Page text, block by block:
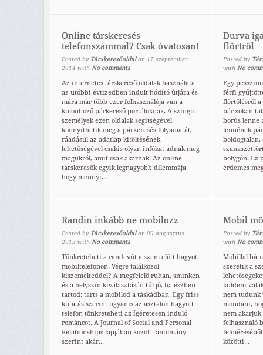
Online társkeresés
telefonszámmal? Csak óvatosan!
Posted by Társkeresőoldal on 17 szeptember
2014 with No comments
Az internetes társkereső oldalak használata
az utóbbi évtizedben indult hódító útjára és
mára már több ezer felhasználója van a
különböző párkereső portáloknak. A szingli
személyek ezen oldalak segítségével
könnyíthetik meg a párkeresés folyamatát,
ráadásul az adatlap kitöltésének
lehetőségével csakis olyan infókat adnak meg
magukról, amit csak akarnak. Az online
társkeresők egyik legnagyobb dilemmája,
hogy mennyi...
Durva
flörtről
Posted by
with No
Egy
férfi
flörtölésről a
bár sokan
borús lenne
lennének
boldogtalan,
bolygón. Ez
érdemes
Randin inkább ne mobilozz
Posted by Társkeresőoldal on 09 augusztus
2013 with No comments
Tönkreteheti a randevút a szem előtt hagyott
mobiltelefonon. Végre találkozol
kiszemelteddel? A megfelelő ruhán, sminken
és a helyszín kiválasztásán túl jó, ha észben
tartod: tarts a mobilod a táskádban. Egy friss
kutatás szerint ugyanis az asztalon hagyott
telefon tönkreteheti az ígéretesen induló
románcot. A Journal of Social and Personal
Relationships lapjában közölt tanulmány
szerint akár...
Mobil
Posted by
with No
Mobillal
szeretik a
küldeni
nem tudunk
mondani,
nem akarjuk
felhasználó
közötti...